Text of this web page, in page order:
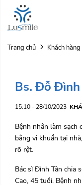
Trang chủ Khách
Bs. Đỗ Đình
15:10 - 28/10/2023
Bệnh nhân làm sạch
bằng vi khuẩn tại
rõ rệt.
Bác sĩ Đình Tân chia
Cao, 45 tuổi. Bệnh